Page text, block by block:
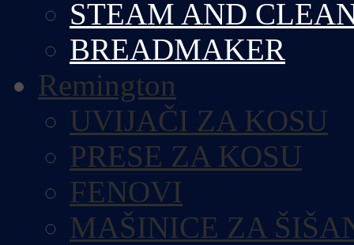
STEAM AND
BREADMAKER
Remington
UVIJAČI ZA KOSU
PRESE ZA KOSU
FENOVI
MAŠINICE ZA